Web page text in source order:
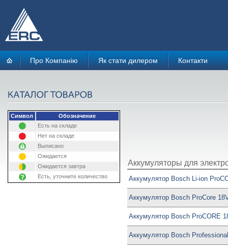
Про Компанію Як стати дилером Контакти
Символ
Обозначение
Есть на складе
Нет на складе
Выписано
Ожидается
Ожидается завтра
Есть, уточните количество
Аккумуляторы для
Аккумулятор Bosch Li-ion
Аккумулятор Bosch ProCore
Аккумулятор Bosch ProCORE
Аккумулятор Bosch